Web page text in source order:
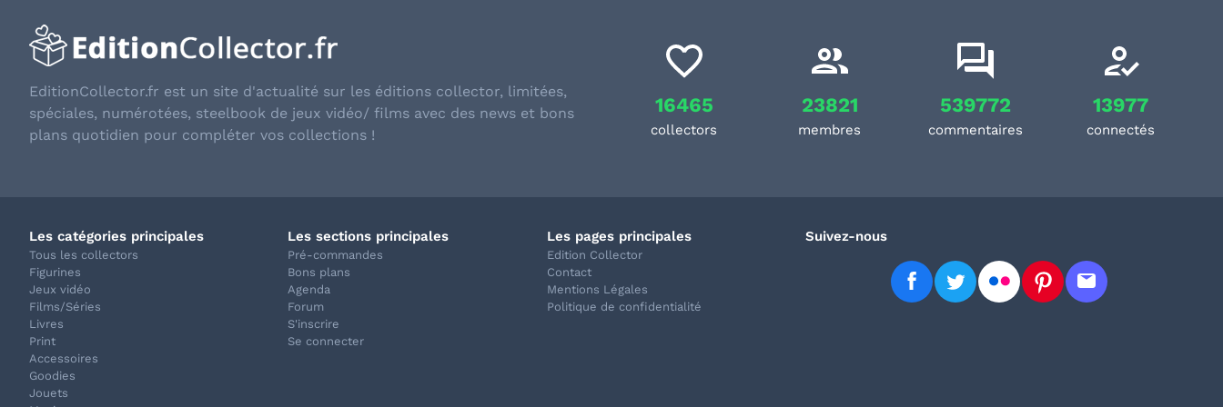
EditionCollector.fr est un site d'actualité sur les éditions collector, limitées,
spéciales, numérotées, steelbook de jeux vidéo/ films avec des news et bons
plans quotidien pour compléter vos collections !
16465
collectors
23821
membres
539772
commentaires
13977
connectés
Les catégories principales
Tous les collectors
Figurines
Jeux vidéo
Films/Séries
Livres
Print
Accessoires
Goodies
Jouets
Les sections principales
Pré-commandes
Bons plans
Agenda
Forum
S'inscrire
Se connecter
Les pages principales
Edition Collector
Contact
Mentions Légales
Politique de confidentialité
Suivez-nous